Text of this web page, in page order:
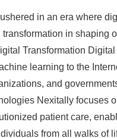
in an era where
in shaping
Transformation
learning to the
and
Nexitally focuses
patient care,
from all walks of